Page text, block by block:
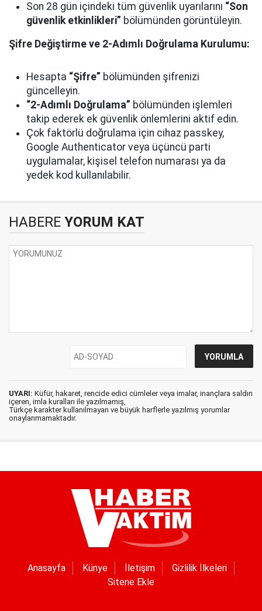
Son 28 gün içindeki tüm güvenlik uyarılarını “Son
güvenlik etkinlikleri” bölümünden görüntüleyin.
Şifre Değiştirme ve 2-Adımlı Doğrulama Kurulumu:
Hesapta “Şifre” bölümünden şifrenizi
güncelleyin.
“2-Adımlı Doğrulama” bölümünden işlemleri
takip ederek ek güvenlik önlemlerini aktif edin.
Çok faktörlü doğrulama için cihaz passkey,
Google Authenticator veya üçüncü parti
uygulamalar, kişisel telefon numarası ya da
yedek kod kullanılabilir.
HABERE YORUM KAT
UYARI: Küfür, hakaret, rencide edici cümleler veya imalar, inançlara saldırı
içeren, imla kuralları ile yazılmamış,
Türkçe karakter kullanılmayan ve büyük harflerle yazılmış yorumlar
onaylanmamaktadır.
Anasayfa Künye İletişim
Gizlilik İlkeleri
Sitene Ekle